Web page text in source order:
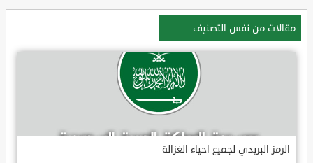
مقالات من نفس التصنيف
الرمز البريدي لجميع احياء الغزالة